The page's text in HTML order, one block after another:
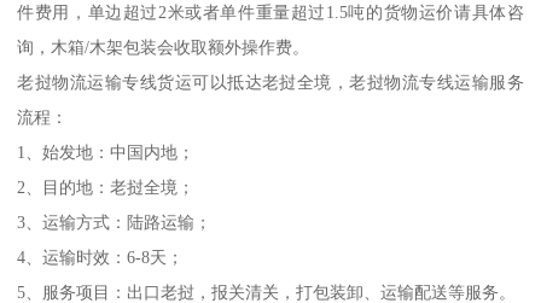
件费用，单边超过2米或者单件重量超过1.5吨的货物运价请具体咨
询，木箱/木架包装会收取额外操作费。
老挝物流运输专线货运可以抵达老挝全境，老挝物流专线运输服务
流程：
1、始发地：中国内地；
2、目的地：老挝全境；
3、运输方式：陆路运输；
4、运输时效：6-8天；
5、服务项目：出口老挝，报关清关，打包装卸、运输配送等服务。